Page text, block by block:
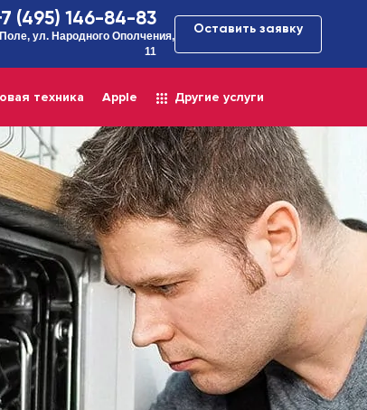
(495) 146-84-83
ул. Народного Ополчения,
11
Оставить заявку
техника Apple Другие услуги